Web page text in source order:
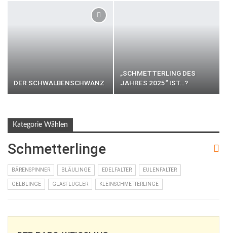
DER SCHWALBENSCHWANZ
„SCHMETTERLING DES
JAHRES 2025“ IST…?
Kategorie Wählen
Schmetterlinge
BÄRENSPINNER BLÄULINGE EDELFALTER EULENFALTER
GELBLINGE GLASFLÜGLER KLEINSCHMETTERLINGE